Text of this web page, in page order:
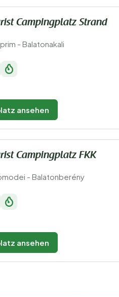
Campingplatz Strand
- Balatonakali
ansehen
Campingplatz FKK
- Balatonberény
ansehen